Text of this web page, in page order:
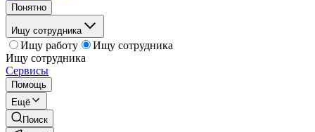
Понятно
Ищу сотрудника
Ищу работу
Ищу сотрудника
Ищу сотрудника
Сервисы
Помощь
Ещё
Поиск